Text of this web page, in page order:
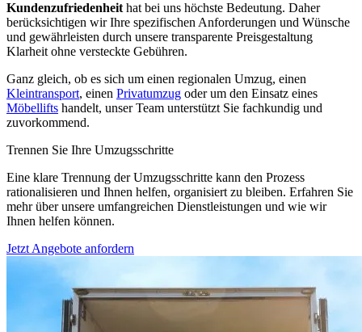
Kundenzufriedenheit hat bei uns höchste Bedeutung. Daher
berücksichtigen wir Ihre spezifischen Anforderungen und Wünsche
und gewährleisten durch unsere transparente Preisgestaltung
Klarheit ohne versteckte Gebühren.
Ganz gleich, ob es sich um einen regionalen Umzug, einen
Kleintransport, einen Privatumzug oder um den Einsatz eines
Möbellifts handelt, unser Team unterstützt Sie fachkundig und
zuvorkommend.
Trennen Sie Ihre Umzugsschritte
Eine klare Trennung der Umzugsschritte kann den Prozess
rationalisieren und Ihnen helfen, organisiert zu bleiben. Erfahren Sie
mehr über unsere umfangreichen Dienstleistungen und wie wir
Ihnen helfen können.
Jetzt Angebote anfordern